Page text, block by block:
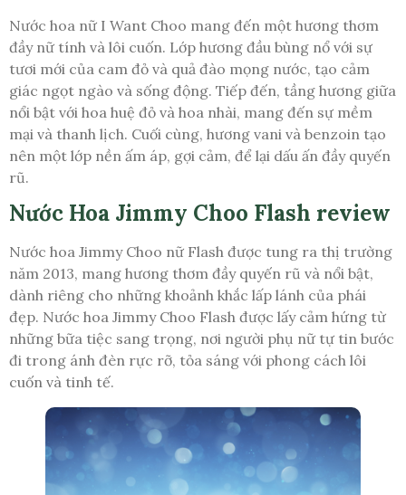
Nước hoa nữ I Want Choo mang đến một hương thơm
đầy nữ tính và lôi cuốn. Lớp hương đầu bùng nổ với sự
tươi mới của cam đỏ và quả đào mọng nước, tạo cảm
giác ngọt ngào và sống động. Tiếp đến, tầng hương giữa
nổi bật với hoa huệ đỏ và hoa nhài, mang đến sự mềm
mại và thanh lịch. Cuối cùng, hương vani và benzoin tạo
nên một lớp nền ấm áp, gợi cảm, để lại dấu ấn đầy quyến
rũ.
Nước Hoa Jimmy Choo Flash review
Nước hoa Jimmy Choo nữ Flash được tung ra thị trường
năm 2013, mang hương thơm đầy quyến rũ và nổi bật,
dành riêng cho những khoảnh khắc lấp lánh của phái
đẹp. Nước hoa Jimmy Choo Flash được lấy cảm hứng từ
những bữa tiệc sang trọng, nơi người phụ nữ tự tin bước
đi trong ánh đèn rực rỡ, tỏa sáng với phong cách lôi
cuốn và tinh tế.